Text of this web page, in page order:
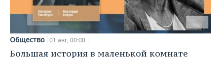
Общество 01 авг, 00:00
Большая история в маленькой комнате